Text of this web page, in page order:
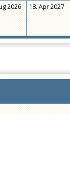
2026 18. Apr 2027